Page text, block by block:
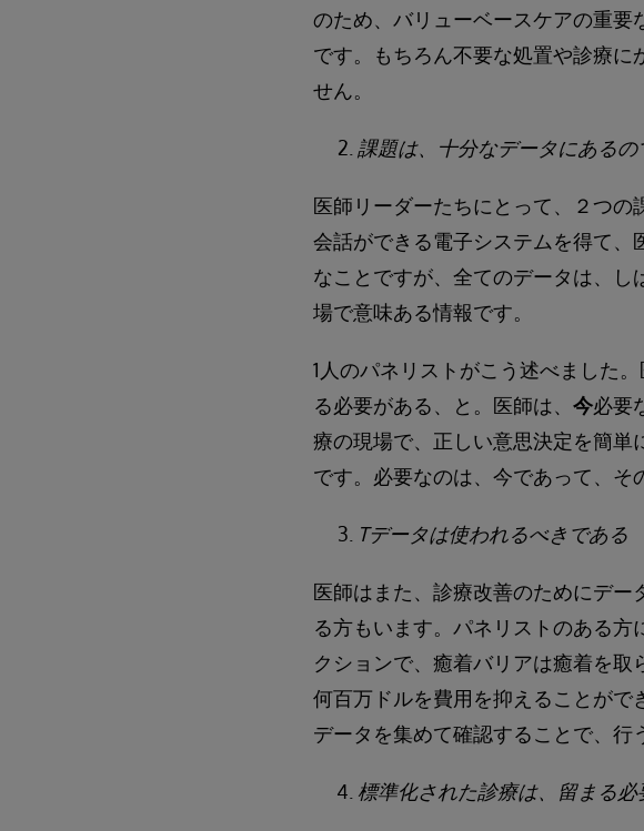
のため、バリューベースケアの重要
です。もちろん不要な処置や診療に
せん。
課題は、十分なデータにある
医師リーダーたちにとって、２つ
会話ができる電子システムを得て、
なことですが、全てのデータは、
場で意味ある情報です。
1人のパネリストがこう述べました
る必要がある、と。医師は、 今必要
療の現場で、正しい意思決定を簡
です。必要なのは、今であって、そ
Tデータは使われるべきである
医師はまた、診療改善のためにデ
る方もいます。パネリストのある
クションで、癒着バリアは癒着を取
何百万ドルを費用を抑えることが
データを集めて確認することで、行
標準化された診療は、留まる必